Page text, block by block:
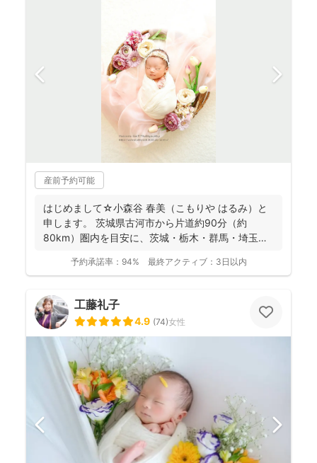
産前予約可能
はじめまして☆小森谷 春美（こもりや はるみ）と
申します。 茨城県古河市から片道約90分（約
80km）圏内を目安に、茨城・栃木・群馬・埼玉
予約承諾率： 94% 最終アクティブ： 3日以内
工藤礼子
4.9 (74)女性